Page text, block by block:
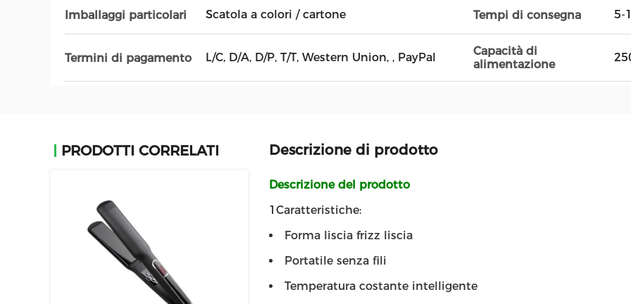
Imballaggi particolari Scatola a colori / cartone Tempi di consegna 5-
Termini di pagamento L/C, D/A, D/P, T/T, Western Union, , PayPal
Capacità di
alimentazione
PRODOTTI CORRELATI Descrizione di prodotto
Descrizione del prodotto
1Caratteristiche:
Forma liscia frizz liscia
Portatile senza fili
Temperatura costante intelligente